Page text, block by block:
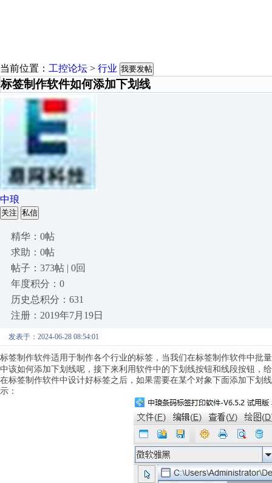
当前位置： 工控论坛 > 行业 我要发帖
标签制作软件如何添加下划线
中琅
关注 私信
精华：0帖
求助：0帖
帖子：373帖 | 0回
年度积分：0
历史总积分：631
注册：2019年7月19日
发表于：2024-06-28 08:54:01
标签制作软件适用于制作各个行业的标签，当我们在标签制作软件中批
中该如何添加下划线呢，接下来利用软件中的下划线按钮和线段按钮，
在标签制作软件中设计好标签之后，如果需要在某个对象下面添加下划
示：